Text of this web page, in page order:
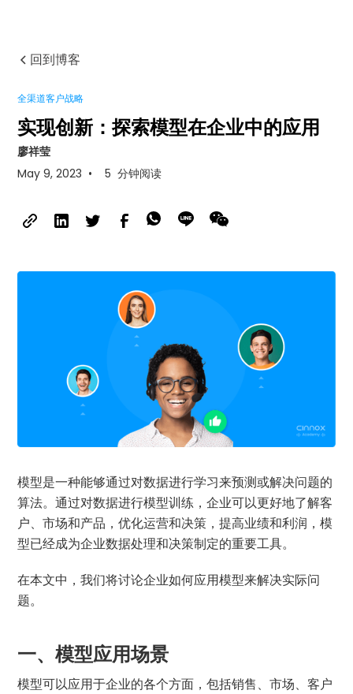
回到博客
全渠道客户战略
实现创新：探索模型在企业中的应用
廖祥莹
May 9, 2023 • 5 分钟阅读
模型是一种能够通过对数据进行学习来预测或解决问题的
算法。通过对数据进行模型训练，企业可以更好地了解客
户、市场和产品，优化运营和决策，提高业绩和利润，模
型已经成为企业数据处理和决策制定的重要工具。
在本文中，我们将讨论企业如何应用模型来解决实际问
题。
一、模型应用场景
模型可以应用于企业的各个方面，包括销售、市场、客户